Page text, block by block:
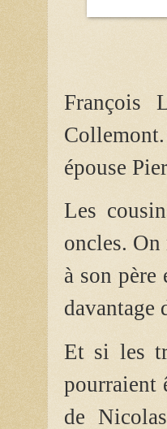
François
épouse
Les
oncles.
à son père
davantage
Et si les
pourraient
de